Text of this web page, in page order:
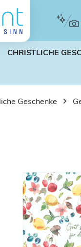
CHRISTLICHE
Geschenke